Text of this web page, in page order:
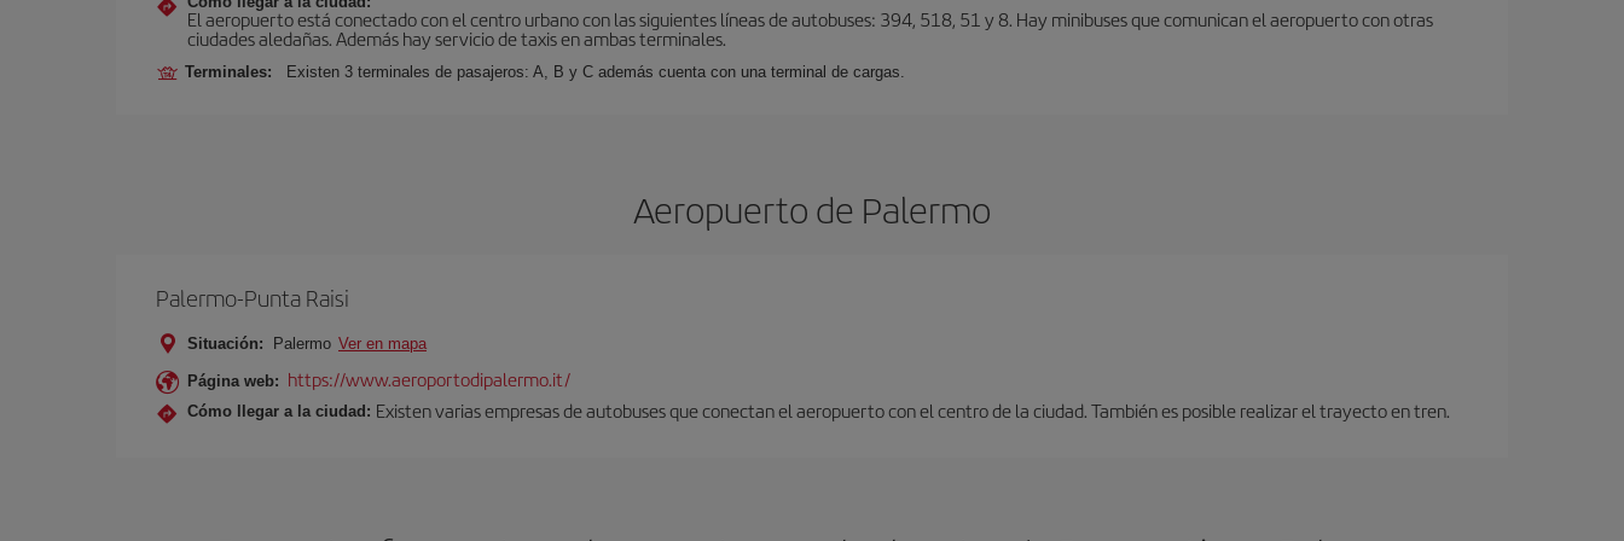
El aeropuerto está conectado con el centro urbano con las siguientes líneas de autobuses: 394, 518, 51 y 8. Hay minibuses que comunican el aeropuerto con otras
ciudades aledañas. Además hay servicio de taxis en ambas terminales.
Terminales: Existen 3 terminales de pasajeros: A, B y C además cuenta con una terminal de cargas.
Aeropuerto de Palermo
Palermo-Punta Raisi
Situación: Palermo Ver en mapa
Página web: https://www.aeroportodipalermo.it/
Cómo llegar a la ciudad: Existen varias empresas de autobuses que conectan el aeropuerto con el centro de la ciudad. También es posible realizar el trayecto en tren.